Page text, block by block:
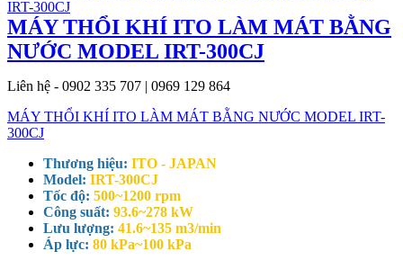
MÁY THỔI KHÍ ITO LÀM MÁT BẰNG
NƯỚC MODEL IRT-300CJ
Liên hệ - 0902 335 707 | 0969 129 864
MÁY THỔI KHÍ ITO LÀM MÁT BẰNG NƯỚC MODEL IRT-
300CJ
Thương hiệu: ITO - JAPAN
Model: IRT-300CJ
Tốc độ: 500~1200 rpm
Công suất: 93.6~278 kW
Lưu lượng: 41.6~135 m3/min
Áp lực: 80 kPa~100 kPa